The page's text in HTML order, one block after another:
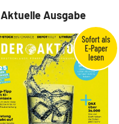
Aktuelle Ausgabe